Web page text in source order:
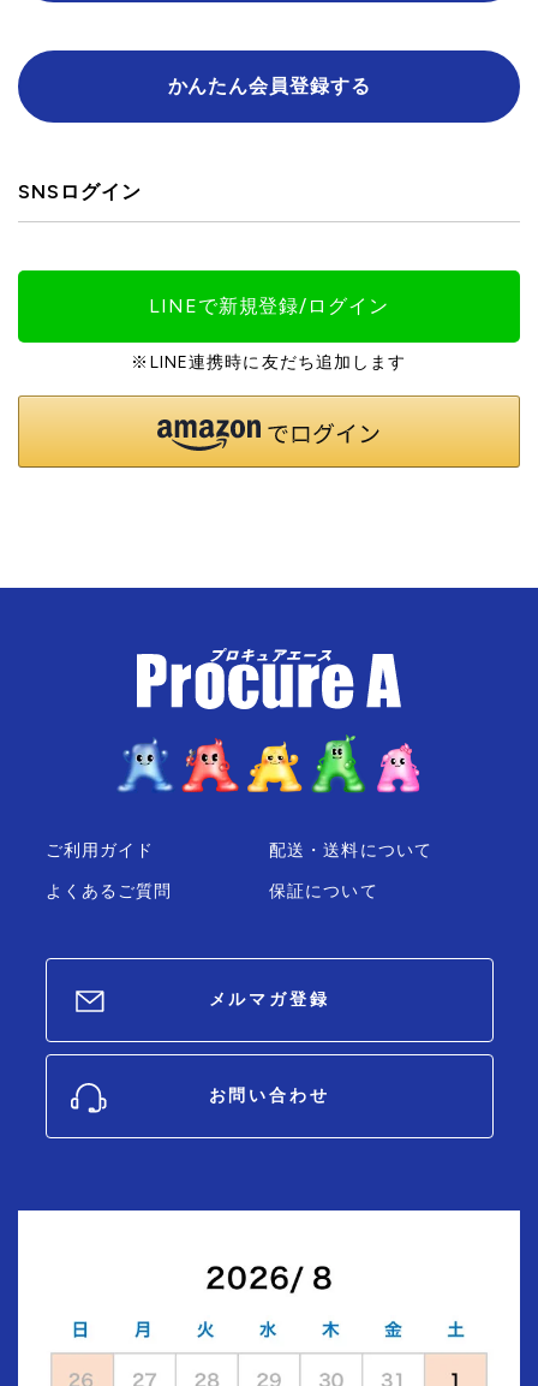
かんたん会員登録する
SNSログイン
LINEで新規登録/ログイン
※LINE連携時に友だち追加します
ご利用ガイド
よくあるご質問
配送・送料について
保証について
メルマガ登録
お問い合わせ